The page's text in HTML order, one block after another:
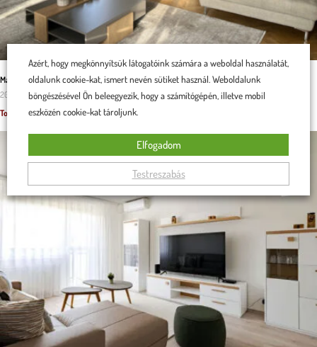
Malaga U alakú kanapé a családi kényelem záloga
2025.11.29.
Tovább olvasom »
Azért, hogy megkönnyítsük látogatóink számára a weboldal használatát,
oldalunk cookie-kat, ismert nevén sütiket használ. Weboldalunk
böngészésével Ön beleegyezik, hogy a számítógépén, illetve mobil
eszközén cookie-kat tároljunk.
Testreszabás
Elfogadom